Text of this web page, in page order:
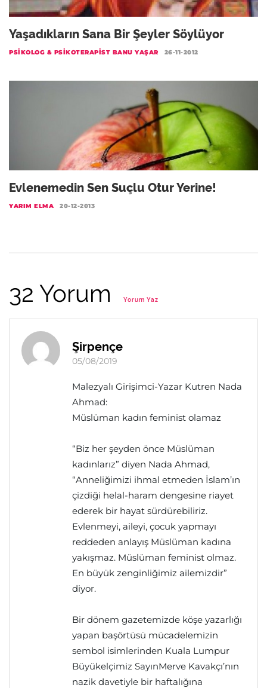
Yaşadıkların Sana Bir Şeyler Söylüyor
PSIKOLOG & PSIKOTERAPIST BANU YAŞAR 26-11-2012
Evlenemedin Sen Suçlu Otur Yerine!
YARIM ELMA 20-12-2013
32 Yorum Yorum Yaz
Şirpençe
05/08/2019
Malezyalı Girişimci-Yazar Kutren Nada
Ahmad:
Müslüman kadın feminist olamaz
“Biz her şeyden önce Müslüman
kadınlarız” diyen Nada Ahmad,
“Anneliğimizi ihmal etmeden İslam’ın
çizdiği helal-haram dengesine riayet
ederek bir hayat sürdürebiliriz.
Evlenmeyi, aileyi, çocuk yapmayı
reddeden anlayış Müslüman kadına
yakışmaz. Müslüman feminist olmaz.
En büyük zenginliğimiz ailemizdir”
diyor.
Bir dönem gazetemizde köşe yazarlığı
yapan başörtüsü mücadelemizin
sembol isimlerinden Kuala Lumpur
Büyükelçimiz SayınMerve Kavakçı’nın
nazik davetiyle bir haftalığına